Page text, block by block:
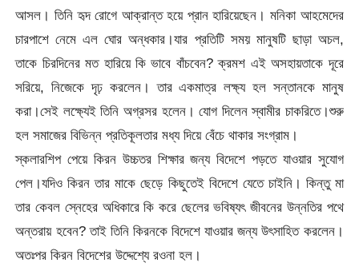
আসল। তিনি হৃদ রোগে আক্রান্ত হয়ে প্রান হারিয়েছেন। মনিকা আহমেদের
চারপাশে নেমে এল ঘোর অন্ধকার।যার প্রতিটি সময় মানুষটি ছাড়া অচল,
তাকে চিরদিনের মত হারিয়ে কি ভাবে বাঁচবেন? ক্রমশ এই অসহায়তাকে দূরে
সরিয়ে, নিজেকে দৃঢ় করলেন। তার একমাত্র লক্ষ্য হল সন্তানকে মানুষ
করা।সেই লক্ষ্যেই তিনি অগ্রসর হলেন। যোগ দিলেন স্বামীর চাকরিতে।শুরু
হল সমাজের বিভিন্ন প্রতিকূলতার মধ্য দিয়ে বেঁচে থাকার সংগ্রাম।
স্কলারশিপ পেয়ে কিরন উচ্চতর শিক্ষার জন্য বিদেশে পড়তে যাওয়ার সুযোগ
পেল।যদিও কিরন তার মাকে ছেড়ে কিছুতেই বিদেশে যেতে চাইনি। কিন্তু মা
তার কেবল স্নেহের অধিকারে কি করে ছেলের ভবিষ্যৎ জীবনের উন্নতির পথে
অন্তরায় হবেন? তাই তিনি কিরনকে বিদেশে যাওয়ার জন্য উৎসাহিত করলেন।
অতঃপর কিরন বিদেশের উদ্দেশ্যে রওনা হল।